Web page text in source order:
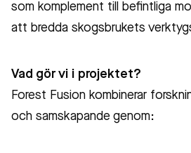
som komplement till befintliga
att bredda skogsbrukets
Vad gör vi i projektet?
Forest Fusion kombinerar
och samskapande genom: